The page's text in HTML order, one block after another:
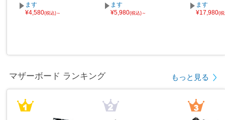
ます
¥4,580(税込)～
ます
¥5,980(税込)～
ます
¥17,980(
マザーボード ランキング もっと見る